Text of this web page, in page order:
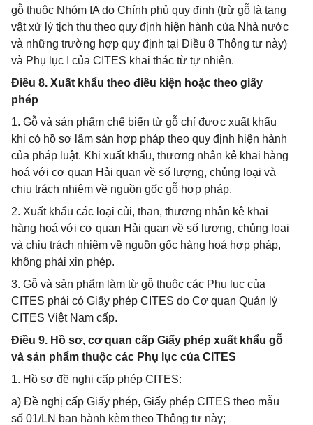
gỗ thuộc Nhóm IA do Chính phủ quy định (trừ gỗ là tang
vật xử lý tịch thu theo quy định hiện hành của Nhà nước
và những trường hợp quy định tại Điều 8 Thông tư này)
và Phụ lục I của CITES khai thác từ tự nhiên.
Điều 8. Xuất khẩu theo điều kiện hoặc theo giấy
phép
1. Gỗ và sản phẩm chế biến từ gỗ chỉ được xuất khẩu
khi có hồ sơ lâm sản hợp pháp theo quy định hiện hành
của pháp luật. Khi xuất khẩu, thương nhân kê khai hàng
hoá với cơ quan Hải quan về số lượng, chủng loại và
chịu trách nhiệm về nguồn gốc gỗ hợp pháp.
2. Xuất khẩu các loại củi, than, thương nhân kê khai
hàng hoá với cơ quan Hải quan về số lượng, chủng loại
và chịu trách nhiệm về nguồn gốc hàng hoá hợp pháp,
không phải xin phép.
3. Gỗ và sản phẩm làm từ gỗ thuộc các Phụ lục của
CITES phải có Giấy phép CITES do Cơ quan Quản lý
CITES Việt Nam cấp.
Điều 9. Hồ sơ, cơ quan cấp Giấy phép xuất khẩu gỗ
và sản phẩm thuộc các Phụ lục của CITES
1. Hồ sơ đề nghị cấp phép CITES:
a) Đề nghị cấp Giấy phép, Giấy phép CITES theo mẫu
số 01/LN ban hành kèm theo Thông tư này;